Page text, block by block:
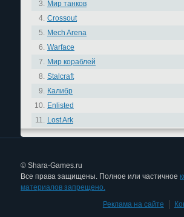
3. Мир танков
4. Crossout
5. Mech Arena
6. Warface
7. Мир кораблей
8. Stalcraft
9. Калибр
10. Enlisted
11. Lost Ark
© Shara-Games.ru
Все права защищены. Полное или частичное
материалов запрещено.
Реклама на сайте